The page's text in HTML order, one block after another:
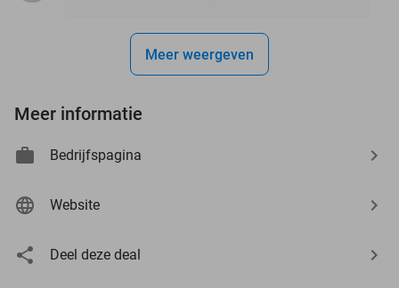
Meer weergeven
Meer informatie
Bedrijfspagina
Website
Deel deze deal